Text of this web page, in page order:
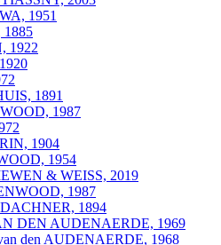
1951
1885
1922
1891
1987
1904
1954
& WEISS, 2019
1987
1894
DEN AUDENAERDE, 1969
den AUDENAERDE, 1968